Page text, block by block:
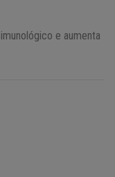
e aumenta